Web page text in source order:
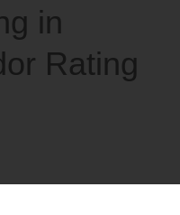
in
Rating